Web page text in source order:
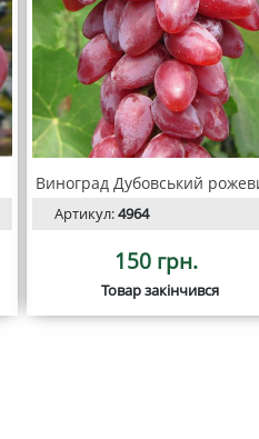
Виноград Дубовський
Артикул:4964
150 грн.
Товар закінчився